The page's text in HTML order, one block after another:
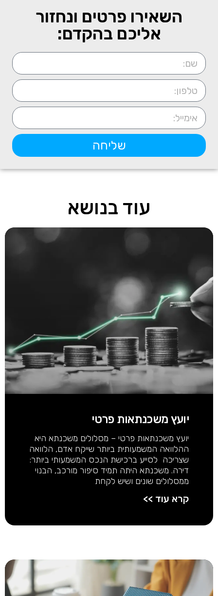
השאירו פרטים ונחזור
אליכם בהקדם:
שליחה
עוד בנושא
יועץ משכנתאות פרטי
יועץ משכנתאות פרטי – מסלולים משכנתא היא
ההלוואה המשמעותית ביותר שייקח אדם, הלוואה
שצריכה לסייע ברכישת הנכס המשמעותי ביותר:
דירה. משכנתא היתה תמיד סיפור מורכב, הבנוי
ממסלולים שונים ושיש לקחת
קרא עוד >>